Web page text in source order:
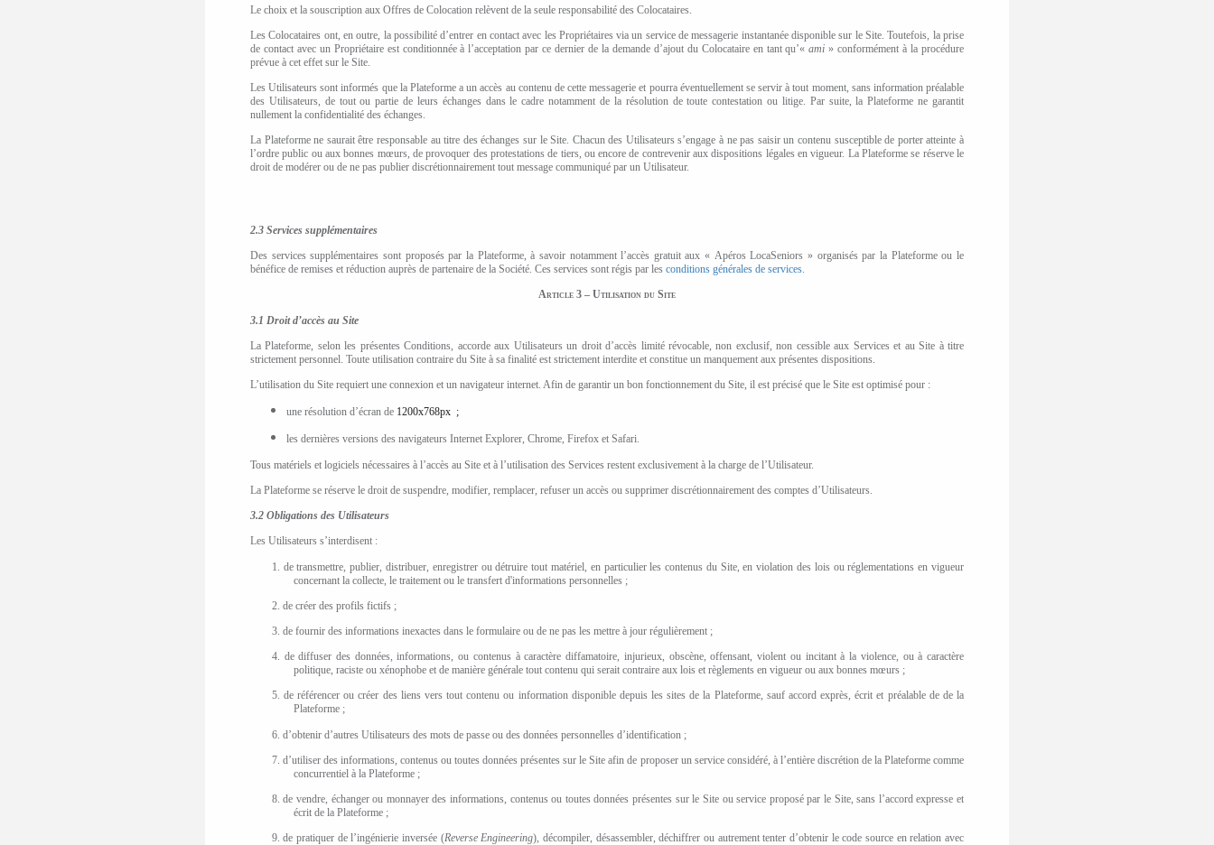
Le choix et la souscription aux Offres de Colocation relèvent de la seule responsabilité des Colocataires.
Les Colocataires ont, en outre, la possibilité d’entrer en contact avec les Propriétaires via un service de messagerie instantanée disponible sur le Site. Toutefois, la prise
de contact avec un Propriétaire est conditionnée à l’acceptation par ce dernier de la demande d’ajout du Colocataire en tant qu’«ami » conformément à la procédure
prévue à cet effet sur le Site.
Les Utilisateurs sont informés que la Plateforme a un accès au contenu de cette messagerie et pourra éventuellement se servir à tout moment, sans information préalable
des Utilisateurs, de tout ou partie de leurs échanges dans le cadre notamment de la résolution de toute contestation ou litige. Par suite, la Plateforme ne garantit
nullement la confidentialité des échanges.
La Plateforme ne saurait être responsable au titre des échanges sur le Site. Chacun des Utilisateurss’engage à ne pas saisir un contenu susceptible de porter atteinte à
l’ordre public ou aux bonnes mœurs, de provoquer des protestations de tiers, ou encore de contrevenir aux dispositions légales en vigueur. La Plateforme se réserve le
droit de modérer ou de ne pas publier discrétionnairement tout message communiqué par un Utilisateur.
2.3 Services supplémentaires
Des services supplémentaires sont proposés par la Plateforme, à savoir notamment l’accès gratuit aux « ApérosLocaSeniors » organisés par la Plateforme ou le
bénéfice de remises et réduction auprès de partenaire de la Société. Ces services sont régis par les conditions générales de services.
Article 3 – Utilisation du Site
3.1 Droit d’accès au Site
La Plateforme, selon les présentes Conditions, accorde aux Utilisateurs un droit d’accès limité révocable, non exclusif, non cessible aux Services et au Site à titre
strictement personnel. Toute utilisation contraire du Site à sa finalité est strictement interdite et constitue un manquement aux présentes dispositions.
L’utilisation du Site requiert une connexion et un navigateur internet. Afin de garantir un bon fonctionnement du Site, il est précisé que le Site est optimisé pour :
une résolution d’écran de 1200x768px ;
les dernières versions des navigateurs Internet Explorer, Chrome, Firefox et Safari.
Tous matériels et logiciels nécessaires à l’accès au Site et à l’utilisation des Services restent exclusivement à la charge de l’Utilisateur.
La Plateforme se réserve le droit de suspendre, modifier, remplacer, refuser un accès ou supprimer discrétionnairement des comptes d’Utilisateurs.
3.2 Obligations des Utilisateurs
Les Utilisateurs s’interdisent :
1. de transmettre, publier, distribuer, enregistrer ou détruire tout matériel, en particulier les contenus du Site, en violation des lois ou réglementations en vigueur
concernant la collecte, le traitement ou le transfert d'informations personnelles ;
2. de créer des profils fictifs ;
3. de fournir des informations inexactes dans le formulaire ou de ne pas les mettre à jour régulièrement ;
4. de diffuser des données, informations, ou contenus à caractère diffamatoire, injurieux, obscène, offensant, violent ou incitant à la violence, ou à caractère
politique, raciste ou xénophobe et de manière générale tout contenu qui serait contraire aux lois et règlements en vigueur ou aux bonnes mœurs ;
5. de référencer ou créer des liens vers tout contenu ou information disponible depuis les sites de la Plateforme, sauf accord exprès, écrit et préalable de de la
Plateforme ;
6. d’obtenir d’autres Utilisateurs des mots de passe ou des données personnelles d’identification ;
7. d’utiliser des informations, contenus ou toutes données présentes sur le Site afin de proposer un service considéré, à l’entière discrétion de la Plateforme comme
concurrentiel à la Plateforme ;
8. de vendre, échanger ou monnayer des informations, contenus ou toutes données présentes sur le Site ou service proposé par le Site, sans l’accord expresse et
écrit de la Plateforme ;
9. de pratiquer de l’ingénierie inversée (Reverse Engineering), décompiler, désassembler, déchiffrer ou autrement tenter d’obtenir le code source en relation avec